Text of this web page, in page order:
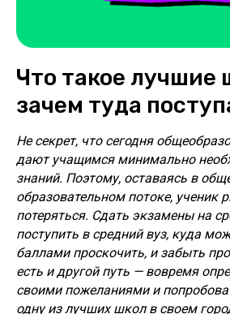
Что такое лучшие
зачем туда
Не секрет, что сегодня
дают учащимся минимально
знаний. Поэтому, оставаясь в
образовательном потоке, ученик
потеряться. Сдать экзамены на
поступить в средний вуз, куда
баллами проскочить, и забыть
есть и другой путь — вовремя
своими пожеланиями и
одну из лучших школ в своем